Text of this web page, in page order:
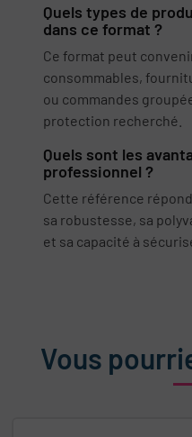
Quels types de
dans ce format ?
Ce format peut
consommables,
ou commandes
protection recherché.
Quels sont les
professionnel ?
Cette référence
sa robustesse, sa
et sa capacité à
Vous